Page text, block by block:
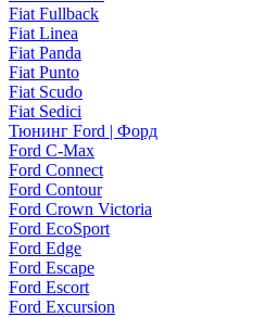
Fiat Fullback
Fiat Linea
Fiat Panda
Fiat Punto
Fiat Scudo
Fiat Sedici
Тюнинг Ford | Форд
Ford C-Max
Ford Connect
Ford Contour
Ford Crown Victoria
Ford EcoSport
Ford Edge
Ford Escape
Ford Escort
Ford Excursion